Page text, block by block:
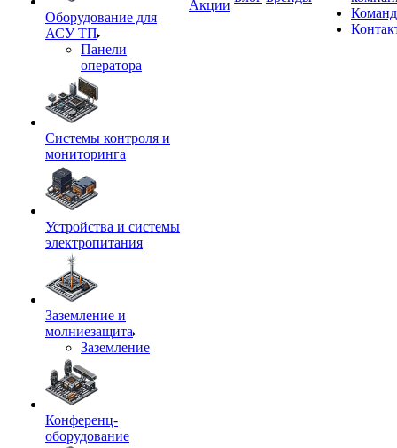
Оборудование для
АСУ ТП
Панели
оператора
Системы контроля и
мониторинга
Устройства и системы
электропитания
Заземление и
молниезащита
Заземление
Конференц-
оборудование
Акции